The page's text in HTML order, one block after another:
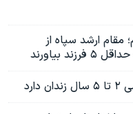
ارشد سپاه از